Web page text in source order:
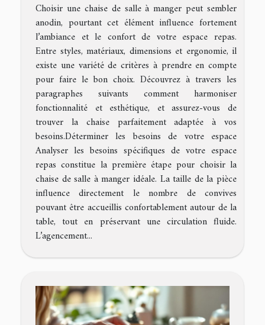
Choisir une chaise de salle à manger peut sembler
anodin, pourtant cet élément influence fortement
l’ambiance et le confort de votre espace repas.
Entre styles, matériaux, dimensions et ergonomie, il
existe une variété de critères à prendre en compte
pour faire le bon choix. Découvrez à travers les
paragraphes suivants comment harmoniser
fonctionnalité et esthétique, et assurez-vous de
trouver la chaise parfaitement adaptée à vos
besoins.Déterminer les besoins de votre espace
Analyser les besoins spécifiques de votre espace
repas constitue la première étape pour choisir la
chaise de salle à manger idéale. La taille de la pièce
influence directement le nombre de convives
pouvant être accueillis confortablement autour de la
table, tout en préservant une circulation fluide.
L’agencement...